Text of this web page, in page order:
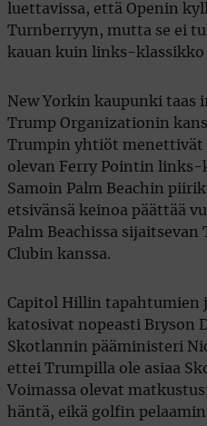
luettavissa, että Openin
Turnberryyn, mutta se ei
kauan kuin links-
New Yorkin kaupunki taas
Trump Organizationin
Trumpin yhtiöt menettivät
olevan Ferry Pointin
Samoin Palm Beachin
etsivänsä keinoa päättää
Palm Beachissa
Clubin kanssa.
Capitol Hillin tapahtumien
katosivat nopeasti Bryson
Skotlannin pääministeri
ettei Trumpilla ole asiaa
Voimassa olevat
häntä, eikä golfin